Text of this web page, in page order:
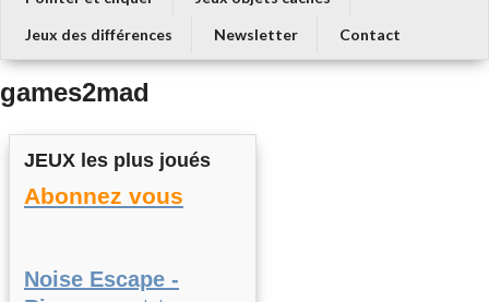
Jeux des différences
Newsletter Contact
games2mad
JEUX les plus joués
Abonnez vous
Noise Escape -